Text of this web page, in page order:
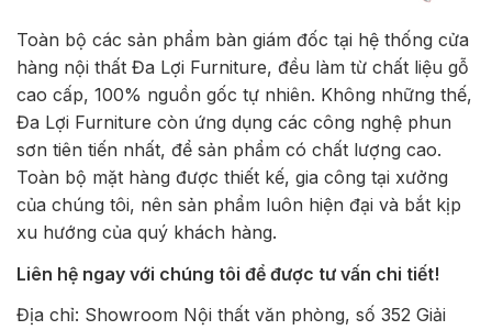
Toàn bộ các sản phẩm bàn giám đốc tại hệ thống cửa
hàng nội thất Đa Lợi Furniture, đều làm từ chất liệu gỗ
cao cấp, 100% nguồn gốc tự nhiên. Không những thế,
Đa Lợi Furniture còn ứng dụng các công nghệ phun
sơn tiên tiến nhất, để sản phẩm có chất lượng cao.
Toàn bộ mặt hàng được thiết kế, gia công tại xưởng
của chúng tôi, nên sản phẩm luôn hiện đại và bắt kịp
xu hướng của quý khách hàng.
Liên hệ ngay với chúng tôi để được tư vấn chi tiết!
Địa chỉ: Showroom Nội thất văn phòng, số 352 Giải